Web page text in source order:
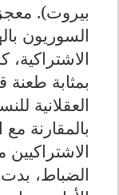
بيروت).
السوريون
بمثابة طعنة
العقلانية
بالمقارنة
الضباط،